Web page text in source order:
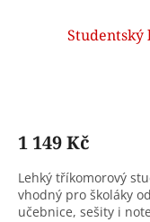
Studentský
1 149 Kč
Lehký tříkomorový
vhodný pro školáky
učebnice, sešity i